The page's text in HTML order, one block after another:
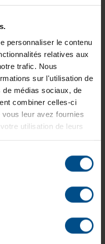
personnaliser le contenu
relatives aux
trafic. Nous
sur l'utilisation de
médias sociaux, de
combiner celles-ci
leur avez fournies
utilisation de leurs
pas encore Windows
d'installation
:
de Windows
instructions à l'écran
des composants
ISO et de la
from scratch, vous